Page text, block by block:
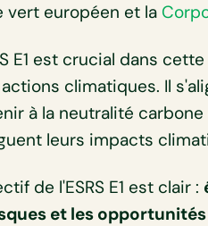
vert européen et la
E1 est crucial dans
climatiques. Il
à la neutralité
leurs impacts
de l'ESRS E1 est clair :
et les